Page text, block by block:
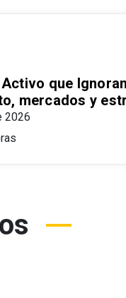
Activo que
mercados y
2026